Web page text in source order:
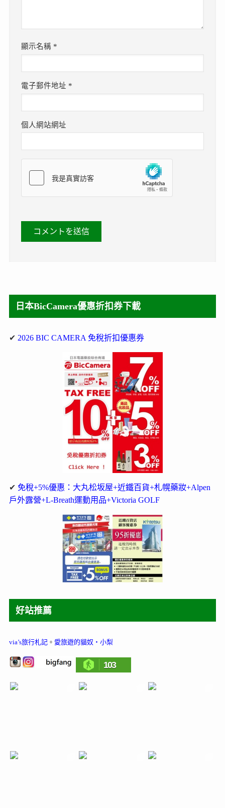
顯示名稱 *
電子郵件地址 *
個人網站網址
日本BicCamera優惠折扣券下載
✔ 2026 BIC CAMERA 免稅折扣優惠券
✔ 免稅+5%優惠：大丸松坂屋+近鐵百貨+札幌藥妝+Alpen
戶外露營+L-Breath運動用品+Victoria GOLF
好站推薦
via’s旅行札記。 愛旅遊的貓奴‧小梨
103